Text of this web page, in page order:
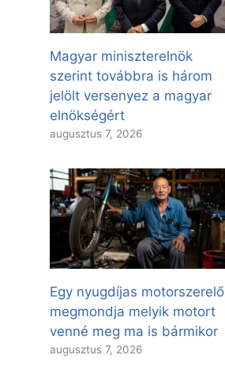
Magyar miniszterelnök
szerint továbbra is három
jelölt versenyez a magyar
elnökségért
augusztus 7, 2026
Egy nyugdíjas motorszerelő
megmondja melyik motort
venné meg ma is bármikor
augusztus 7, 2026